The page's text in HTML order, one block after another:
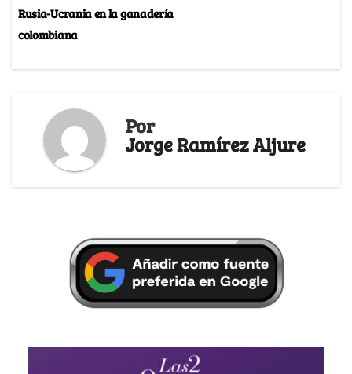
Rusia-Ucrania en la ganadería
colombiana
Por
Jorge Ramírez Aljure